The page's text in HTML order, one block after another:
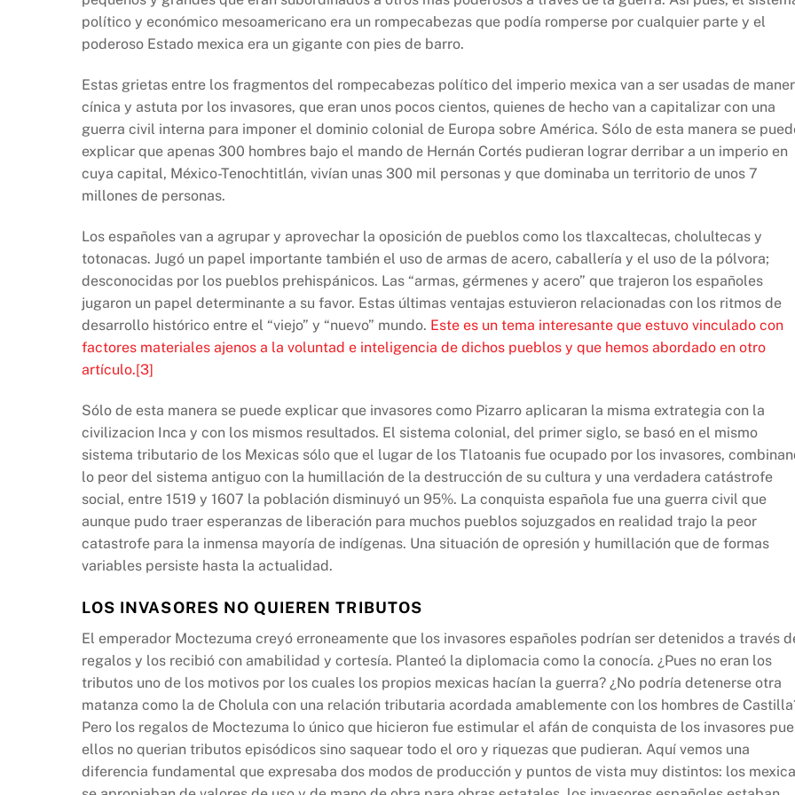
político y económico mesoamericano era un rompecabezas que podía romperse por cualquier parte y el
poderoso Estado mexica era un gigante con pies de barro.
Estas grietas entre los fragmentos del rompecabezas político del imperio mexica van a ser usadas de
cínica y astuta por los invasores, que eran unos pocos cientos, quienes de hecho van a capitalizar con una
guerra civil interna para imponer el dominio colonial de Europa sobre América. Sólo de esta manera se
explicar que apenas 300 hombres bajo el mando de Hernán Cortés pudieran lograr derribar a un imperio en
cuya capital, México-Tenochtitlán, vivían unas 300 mil personas y que dominaba un territorio de unos 7
millones de personas.
Los españoles van a agrupar y aprovechar la oposición de pueblos como los tlaxcaltecas, cholultecas y
totonacas. Jugó un papel importante también el uso de armas de acero, caballería y el uso de la pólvora;
desconocidas por los pueblos prehispánicos. Las “armas, gérmenes y acero” que trajeron los españoles
jugaron un papel determinante a su favor. Estas últimas ventajas estuvieron relacionadas con los ritmos de
desarrollo histórico entre el “viejo” y “nuevo” mundo. Este es un tema interesante que estuvo vinculado con
factores materiales ajenos a la voluntad e inteligencia de dichos pueblos y que hemos abordado en otro
artículo.[3]
Sólo de esta manera se puede explicar que invasores como Pizarro aplicaran la misma extrategia con la
civilizacion Inca y con los mismos resultados. El sistema colonial, del primer siglo, se basó en el mismo
sistema tributario de los Mexicas sólo que el lugar de los Tlatoanis fue ocupado por los invasores,
lo peor del sistema antiguo con la humillación de la destrucción de su cultura y una verdadera catástrofe
social, entre 1519 y 1607 la población disminuyó un 95%. La conquista española fue una guerra civil que
aunque pudo traer esperanzas de liberación para muchos pueblos sojuzgados en realidad trajo la peor
catastrofe para la inmensa mayoría de indígenas. Una situación de opresión y humillación que de formas
variables persiste hasta la actualidad.
LOS INVASORES NO QUIEREN TRIBUTOS
El emperador Moctezuma creyó erroneamente que los invasores españoles podrían ser detenidos a través
regalos y los recibió con amabilidad y cortesía. Planteó la diplomacia como la conocía. ¿Pues no eran los
tributos uno de los motivos por los cuales los propios mexicas hacían la guerra? ¿No podría detenerse otra
matanza como la de Cholula con una relación tributaria acordada amablemente con los hombres de
Pero los regalos de Moctezuma lo único que hicieron fue estimular el afán de conquista de los invasores
ellos no querian tributos episódicos sino saquear todo el oro y riquezas que pudieran. Aquí vemos una
diferencia fundamental que expresaba dos modos de producción y puntos de vista muy distintos: los